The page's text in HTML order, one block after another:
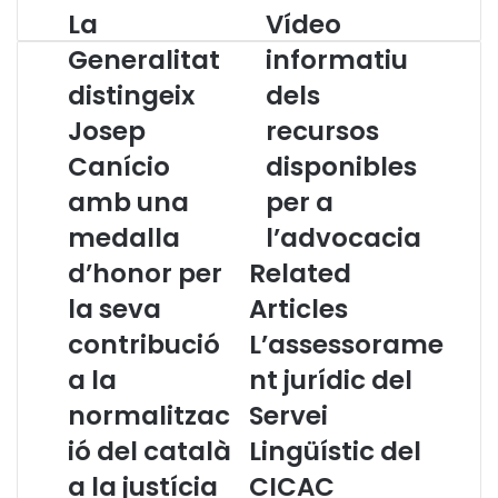
L
a
G
e
e
r
a
l
t
a
t
d
i
t
i
n
g
e
La
Generalitat
distingeix
Josep
Canício
amb una
medalla
d’honor per
la seva
contribució
a la
normalitzac
ió del català
a la justícia
V
í
e
n
f
o
r
m
a
i
u
d
e
l
s
r
e
Vídeo
informatiu
dels
recursos
disponibles
per a
l’advocacia
Related
Articles
L’assessorame
nt jurídic del
Servei
Lingüístic del
CICAC